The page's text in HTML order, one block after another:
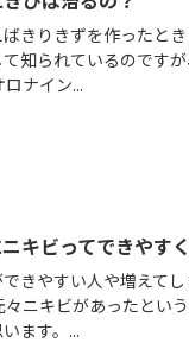
きりきずを作ったと
知られているのです
ナイン...
キビってできやす
きやすい人や増えて
々ニキビがあったとい
ます。...